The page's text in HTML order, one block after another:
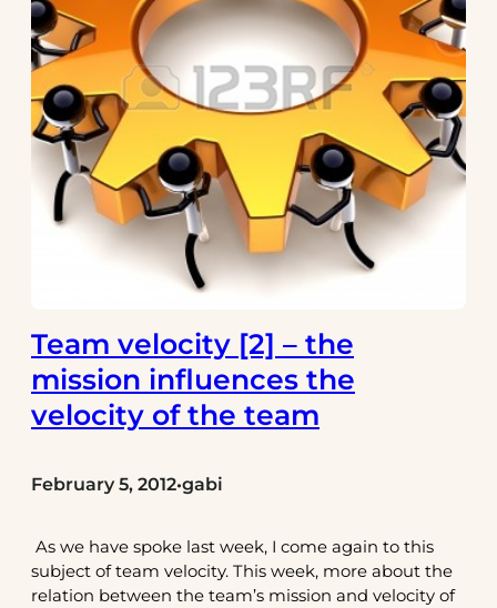
Team velocity [2] – the
mission influences the
velocity of the team
February 5, 2012•gabi
As we have spoke last week, I come again to this
subject of team velocity. This week, more about the
relation between the team’s mission and velocity of